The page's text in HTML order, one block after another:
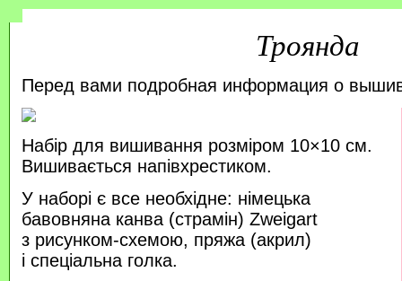
Троянда
Перед вами подробная информация о
Набір для вишивання розміром 10×10 см.
Вишивається напівхрестиком.
У наборі є все необхідне: німецька
бавовняна канва (страмін) Zweigart
з рисунком-схемою, пряжа (акрил)
і спеціальна голка.